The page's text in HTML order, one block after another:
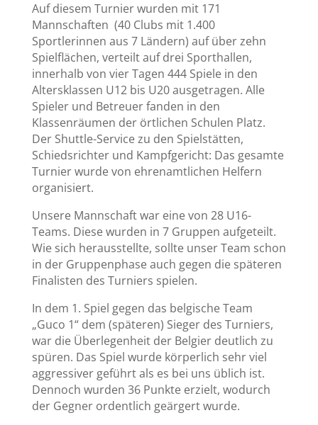
Auf diesem Turnier wurden mit 171
Mannschaften (40 Clubs mit 1.400
Sportlerinnen aus 7 Ländern) auf über zehn
Spielflächen, verteilt auf drei Sporthallen,
innerhalb von vier Tagen 444 Spiele in den
Altersklassen U12 bis U20 ausgetragen. Alle
Spieler und Betreuer fanden in den
Klassenräumen der örtlichen Schulen Platz.
Der Shuttle-Service zu den Spielstätten,
Schiedsrichter und Kampfgericht: Das gesamte
Turnier wurde von ehrenamtlichen Helfern
organisiert.
Unsere Mannschaft war eine von 28 U16-
Teams. Diese wurden in 7 Gruppen aufgeteilt.
Wie sich herausstellte, sollte unser Team schon
in der Gruppenphase auch gegen die späteren
Finalisten des Turniers spielen.
In dem 1. Spiel gegen das belgische Team
„Guco 1“ dem (späteren) Sieger des Turniers,
war die Überlegenheit der Belgier deutlich zu
spüren. Das Spiel wurde körperlich sehr viel
aggressiver geführt als es bei uns üblich ist.
Dennoch wurden 36 Punkte erzielt, wodurch
der Gegner ordentlich geärgert wurde.